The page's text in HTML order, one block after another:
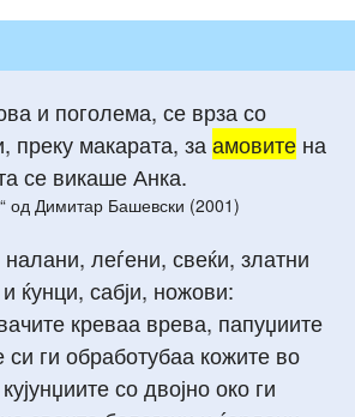
и поголема, се врза со
преку макарата, заамовите на
се викаше Анка.
од Димитар Башевски (2001)
леѓени, свеќи, златни
ќунци, сабји, ножови:
креваа врева, папуџиите
си ги обработубаа кожите во
со двојно око ги